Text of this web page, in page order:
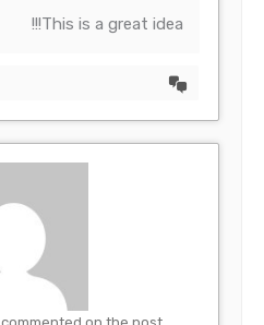
This is a great idea!!!